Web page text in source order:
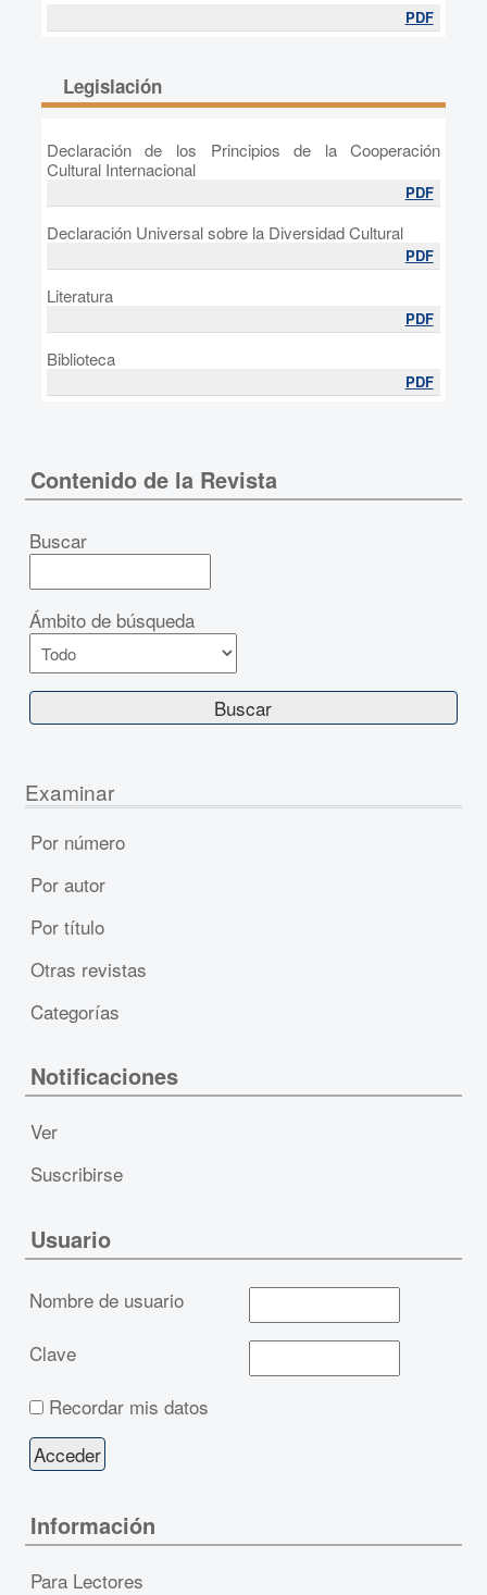
PDF
Legislación
Declaración de los Principios de la Cooperación
Cultural Internacional
PDF
Declaración Universal sobre la Diversidad Cultural
PDF
Literatura
PDF
Biblioteca
PDF
Contenido de la Revista
Buscar
Ámbito de búsqueda
Examinar
Por número
Por autor
Por título
Otras revistas
Categorías
Notificaciones
Ver
Suscribirse
Usuario
Nombre de usuario
Clave
Recordar mis datos
Información
Para Lectores